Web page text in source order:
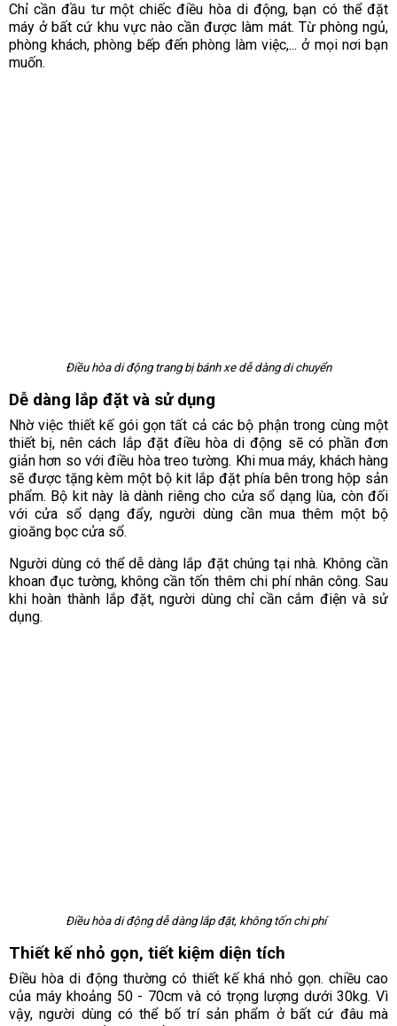
Chỉ cần đầu tư một chiếc điều hòa di động, bạn có thể đặt
máy ở bất cứ khu vực nào cần được làm mát. Từ phòng ngủ,
phòng khách, phòng bếp đến phòng làm việc,... ở mọi nơi bạn
muốn.
Điều hòa di động trang bị bánh xe dễ dàng di chuyển
Dễ dàng lắp đặt và sử dụng
Nhờ việc thiết kế gói gọn tất cả các bộ phận trong cùng một
thiết bị, nên cách lắp đặt điều hòa di động sẽ có phần đơn
giản hơn so với điều hòa treo tường. Khi mua máy, khách hàng
sẽ được tặng kèm một bộ kit lắp đặt phía bên trong hộp sản
phẩm. Bộ kit này là dành riêng cho cửa sổ dạng lùa, còn đối
với cửa sổ dạng đẩy, người dùng cần mua thêm một bộ
gioăng bọc cửa sổ.
Người dùng có thể dễ dàng lắp đặt chúng tại nhà. Không cần
khoan đục tường, không cần tốn thêm chi phí nhân công. Sau
khi hoàn thành lắp đặt, người dùng chỉ cần cắm điện và sử
dụng.
Điều hòa di động dễ dàng lắp đặt, không tốn chi phí
Thiết kế nhỏ gọn, tiết kiệm diện tích
Điều hòa di động thường có thiết kế khá nhỏ gọn. chiều cao
của máy khoảng 50 - 70cm và có trọng lượng dưới 30kg. Vì
vậy, người dùng có thể bố trí sản phẩm ở bất cứ đâu mà